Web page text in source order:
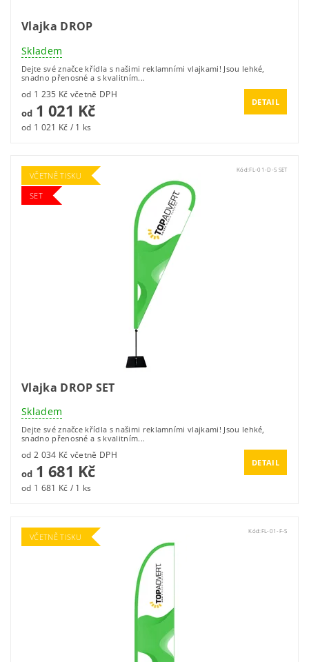
Vlajka DROP
Skladem
Dejte své značce křídla s našimi reklamními vlajkami! Jsou lehké,
snadno přenosné a s kvalitním...
od 1 235 Kč včetně DPH
od1 021 Kč
od 1 021 Kč / 1 ks
DETAIL
VČETNĚ TISKU
SET
Kód:FL-01-D-S SET
Vlajka DROP SET
Skladem
Dejte své značce křídla s našimi reklamními vlajkami! Jsou lehké,
snadno přenosné a s kvalitním...
od 2 034 Kč včetně DPH
od1 681 Kč
od 1 681 Kč / 1 ks
DETAIL
VČETNĚ TISKU
Kód: FL-01-F-S